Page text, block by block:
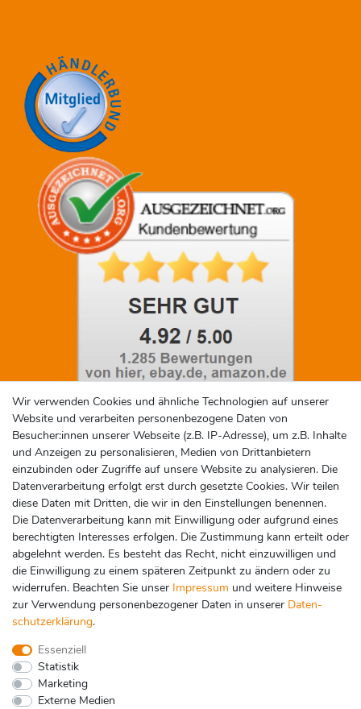
Social Media
Zahlungsarten
Wir verwenden Cookies und ähnliche Technologien auf unserer
Website und verarbeiten personenbezogene Daten von
Besucher:innen unserer Webseite (z.B. IP-Adresse), um z.B. Inhalte
und Anzeigen zu personalisieren, Medien von Drittanbietern
einzubinden oder Zugriffe auf unsere Website zu analysieren. Die
Datenverarbeitung erfolgt erst durch gesetzte Cookies. Wir teilen
diese Daten mit Dritten, die wir in den Einstellungen benennen.
Die Datenverarbeitung kann mit Einwilligung oder aufgrund eines
berechtigten Interesses erfolgen. Die Zustimmung kann erteilt oder
abgelehnt werden. Es besteht das Recht, nicht einzuwilligen und
die Einwilligung zu einem späteren Zeitpunkt zu ändern oder zu
widerrufen. Beachten Sie unser Impressum und weitere Hinweise
zur Verwendung personenbezogener Daten in unserer Daten­
schutz­erklärung.
Essenziell
Statistik
Marketing
Externe Medien